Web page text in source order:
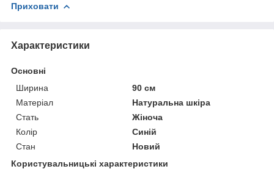
Приховати
Характеристики
Основні
Ширина
90 см
Матеріал
Натуральна шкіра
Стать
Жіноча
Колір
Синій
Стан
Новий
Користувальницькі характеристики